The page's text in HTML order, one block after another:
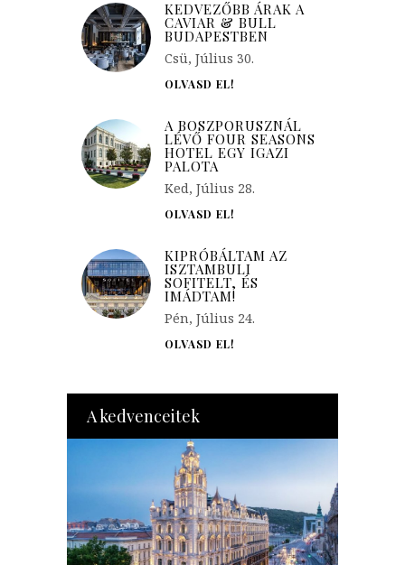
KEDVEZŐBB ÁRAK A
CAVIAR & BULL
BUDAPESTBEN
Csü, Július 30.
OLVASD EL!
A BOSZPORUSZNÁL
LÉVŐ FOUR SEASONS
HOTEL EGY IGAZI
PALOTA
Ked, Július 28.
OLVASD EL!
KIPRÓBÁLTAM AZ
ISZTAMBULI
SOFITELT, ÉS
IMÁDTAM!
Pén, Július 24.
OLVASD EL!
A kedvenceitek